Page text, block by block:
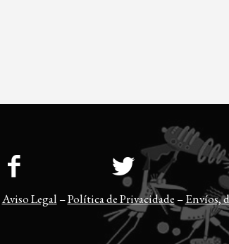
Aviso Legal –Política de Privacidade –Envíos,